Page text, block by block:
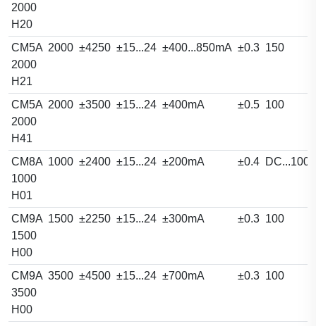
2000
H20
CM5A
2000
H21
2000 ±4250 ±15...24 ±400...850mA ±0.3 150
CM5A
2000
H41
2000 ±3500 ±15...24 ±400mA ±0.5 100
CM8A
1000
H01
1000 ±2400 ±15...24 ±200mA ±0.4 DC...100
CM9A
1500
H00
1500 ±2250 ±15...24 ±300mA ±0.3 100
CM9A
3500
H00
3500 ±4500 ±15...24 ±700mA ±0.3 100